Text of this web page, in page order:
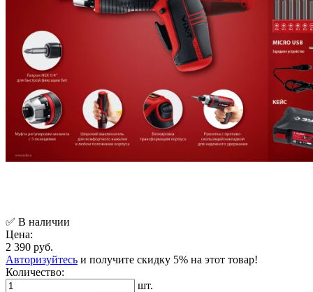
✅ В наличии
Цена:
2 390 руб.
Авторизуйтесь и получите скидку 5% на этот товар!
Количество:
шт.